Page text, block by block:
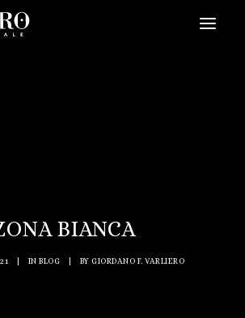
BIANCA
IN BLOG BY GIORDANO F. VARLIERO